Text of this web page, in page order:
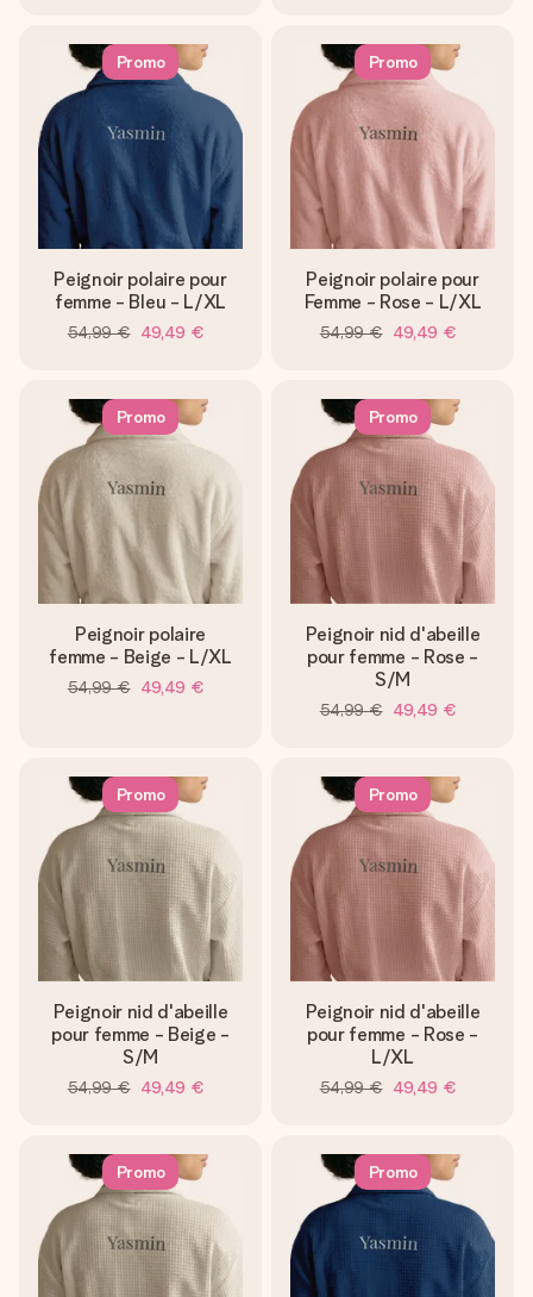
Promo
Peignoir polaire pour
femme - Bleu - L/XL
54,99 € 49,49 €
Promo
Peignoir polaire pour
Femme - Rose - L/XL
54,99 € 49,49 €
Promo
Peignoir polaire
femme - Beige - L/XL
54,99 € 49,49 €
Promo
Peignoir nid d'abeille
pour femme - Rose -
S/M
54,99 € 49,49 €
Promo
Peignoir nid d'abeille
pour femme - Beige -
S/M
54,99 € 49,49 €
Promo
Peignoir nid d'abeille
pour femme - Rose -
L/XL
54,99 € 49,49 €
Promo Promo